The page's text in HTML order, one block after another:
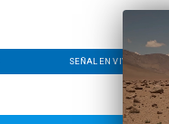
SEÑAL EN VIVO